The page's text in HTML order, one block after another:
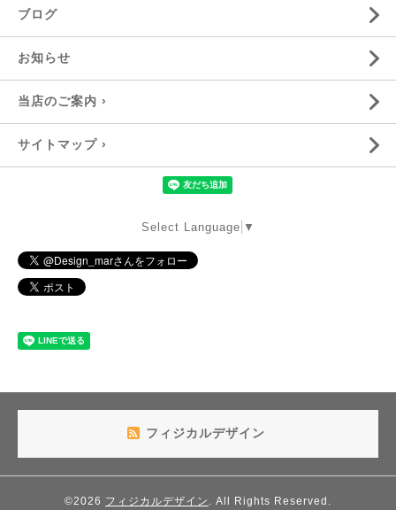
ブログ
お知らせ
当店のご案内 ›
サイトマップ ›
Select Language ▼
フィジカルデザイン
©2026 フィジカルデザイン . All Rights Reserved.